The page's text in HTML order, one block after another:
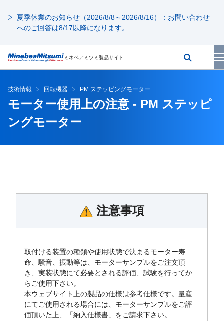
夏季休業のお知らせ（2026/8/8～2026/8/16）：お問い合わせ
へのご回答は8/17以降になります。
ミネベアミツミ製品サイト
技術情報 回転機器 PM ステッピングモーター
モーター使用上の注意 - PM ステッピ
ングモーター
注意事項
取付ける装置の種類や使用状態で決まるモーター寿
命、騒音、振動等は、モーターサンプルをご注文頂
き、実装状態にて必要とされる評価、試験を行ってか
らご使用下さい。
本ウェブサイト上の製品の仕様は参考仕様です。量産
にてご使用される場合には、モーターサンプルをご評
価頂いた上、「納入仕様書」をご請求下さい。